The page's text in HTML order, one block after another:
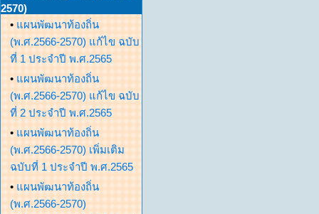
2570)
• แผนพัฒนาท้องถิ่น
(พ.ศ.2566-2570) แก้ไข ฉบับ
ที่ 1 ประจำปี พ.ศ.2565
• แผนพัฒนาท้องถิ่น
(พ.ศ.2566-2570) แก้ไข ฉบับ
ที่ 2 ประจำปี พ.ศ.2565
• แผนพัฒนาท้องถิ่น
(พ.ศ.2566-2570) เพิ่มเติม
ฉบับที่ 1 ประจำปี พ.ศ.2565
• แผนพัฒนาท้องถิ่น
(พ.ศ.2566-2570)